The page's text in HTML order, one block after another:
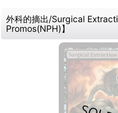
外科的摘出/Surgical
Promos(NPH)】